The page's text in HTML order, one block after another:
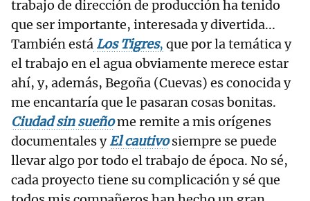
trabajo de dirección de producción ha tenido
que ser importante, interesada y divertida...
También está Los Tigres, que por la temática y
el trabajo en el agua obviamente merece estar
ahí, y, además, Begoña (Cuevas) es conocida y
me encantaría que le pasaran cosas bonitas.
Ciudad sin sueñome remite a mis orígenes
documentales yEl cautivosiempre se puede
llevar algo por todo el trabajo de época. No sé,
cada proyecto tiene su complicación y sé que